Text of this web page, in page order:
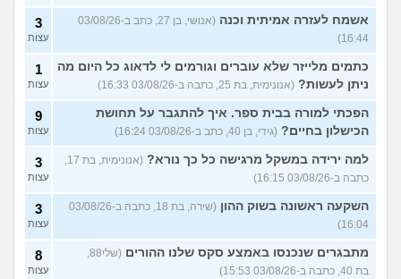
אשמח לעזרה אמיתית וכנה
(אנושי, בן 27, כתב ב-03/08/26
16:44)
3
עצות
כתמים מלייזר שלא עוברים וגורמים לי לדאוג כל היום מה
ניתן לעשות? (אנונימית, בת 25, כתבה ב-03/08/26 16:33)
1
עצות
הפכתי למורה בבית ספר. איך להתגבר על תחושת
הכישלון בחיים? (גידי, בן 40, כתב ב-03/08/26 16:24)
9
עצות
למה ירידה במשקל מרגישה כל כך נורא?
(אנונימית, בת 17,
כתבה ב-03/08/26 16:15)
3
עצות
השקעה ראשונה בשוק ההון
(שירה, בת 18, כתבה ב-03/08/26
16:04)
3
עצות
מתבגרים שנכנסו באמצע סקס שלנו ההורים
(שלי88,
בת 40, כתבה ב-03/08/26 15:53)
8
עצות